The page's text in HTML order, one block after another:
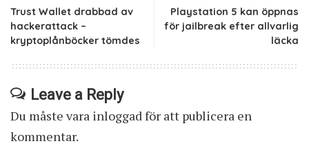
Trust Wallet drabbad av
hackerattack –
kryptoplånböcker tömdes
Playstation 5 kan öppnas
för jailbreak efter allvarlig
läcka
Leave a Reply
Du måste vara inloggadför att publicera en
kommentar.